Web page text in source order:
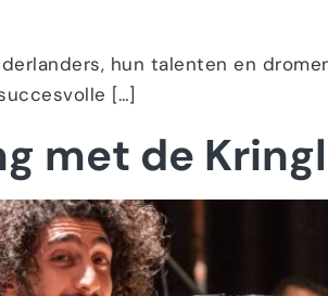
hun talenten en
[…]
met de